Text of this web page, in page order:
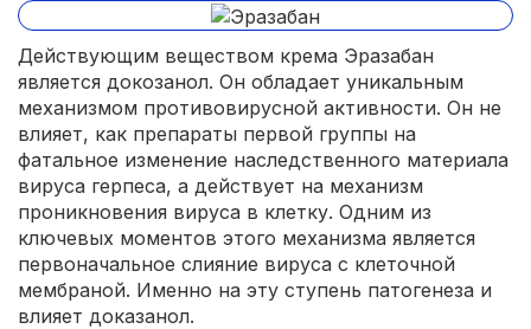
Действующим веществом крема Эразабан
является докозанол. Он обладает уникальным
механизмом противовирусной активности. Он не
влияет, как препараты первой группы на
фатальное изменение наследственного материала
вируса герпеса, а действует на механизм
проникновения вируса в клетку. Одним из
ключевых моментов этого механизма является
первоначальное слияние вируса с клеточной
мембраной. Именно на эту ступень патогенеза и
влияет доказанол.